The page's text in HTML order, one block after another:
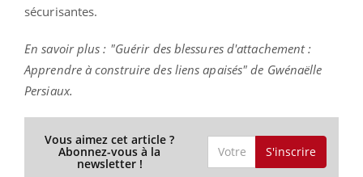
sécurisantes.
En savoir plus : "Guérir des blessures d'attachement :
Apprendre à construire des liens apaisés" de Gwénaëlle
Persiaux.
Vous aimez cet article ?
Abonnez-vous à la
newsletter !
S'inscrire